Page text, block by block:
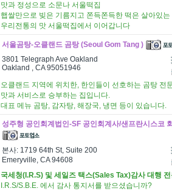
맛과 정성으로 소문나 서울떡집
햅쌀만으로 빚은 기름지고 쫀득쫀득한 떡은 살아있는
우리전통의 맛 서울떡집에서 이어갑니다
서울곰탕-오클랜드 곰탕 (Seoul Gom Tang )
3801 Telegraph Ave Oakland
Oakland , CA 95051946
오클랜드 지역에 위치한, 한인들이 선호하는 곰탕 전
맛과 서비스로 승부하는 집입니다.
대표 메뉴 곰탕, 감자탕, 해장국, 냉면 등이 있습니다.
성주형 공인회계법인-SF 공인회계사/샌프란시스코
본사: 1719 64th St, Suite 200
Emeryville, CA 94608
국세청(I.R.S) 및 세일즈 택스(Sales Tax)감사 대행
I.R.S/S.B.E. 에서 감사 통지서를 받으셨습니까?